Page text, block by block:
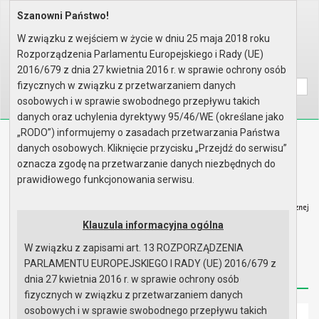
Home Organy Rada Miejska
Protokół z obrad
Wyszukaj na stronie:
AAA
Biuletyn Informacji Publicznej
Urząd Miasta i Gminy w Gryfinie
Strona główna Mapa serwisu Aktualności
Redakcja Instrukcja korzystania Dostępność
Strona główna
Szanowni Państwo!
W związku z wejściem w życie w dniu 25 maja 2018 roku
Rozporządzenia Parlamentu Europejskiego i Rady (UE)
2016/679 z dnia 27 kwietnia 2016 r. w sprawie ochrony osób
fizycznych w związku z przetwarzaniem danych
osobowych i w sprawie swobodnego przepływu takich
danych oraz uchylenia dyrektywy 95/46/WE (określane jako
„RODO”) informujemy o zasadach przetwarzania Państwa
danych osobowych. Kliknięcie przycisku „Przejdź do serwisu”
oznacza zgodę na przetwarzanie danych niezbędnych do
prawidłowego funkcjonowania serwisu.
Klauzula informacyjna ogólna
W związku z zapisami art. 13 ROZPORZĄDZENIA
PARLAMENTU EUROPEJSKIEGO I RADY (UE) 2016/679 z
dnia 27 kwietnia 2016 r. w sprawie ochrony osób
fizycznych w związku z przetwarzaniem danych
osobowych i w sprawie swobodnego przepływu takich